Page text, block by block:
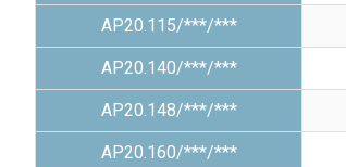
AP20.115/***/***
AP20.140/***/***
AP20.148/***/***
AP20.160/***/***